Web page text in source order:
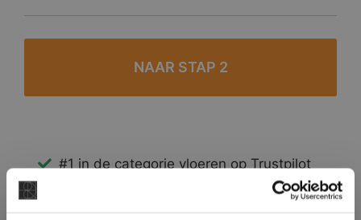
#1 in de categorie vloeren op Trustpilot
Binnen 24 uur een passende offerte